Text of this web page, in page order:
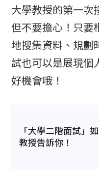
大學教授的第一次
但不要擔心！只要
地搜集資料、規劃
試也可以是展現個
好機會哦！
「大學二階面試」
教授告訴你！